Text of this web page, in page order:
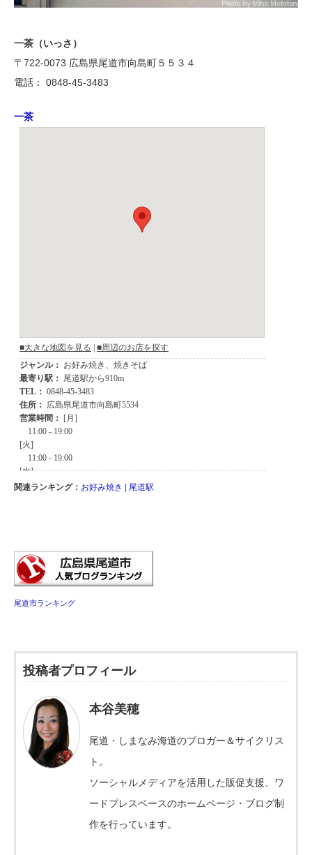
一茶（いっさ）
〒722-0073 広島県尾道市向島町５５３４
電話： 0848-45-3483
一茶
関連ランキング： お好み焼き 尾道駅
尾道市ランキング
投稿者プロフィール
本谷美穂
尾道・しまなみ海道のブロガー＆サイクリス
ト。
ソーシャルメディアを活用した販促支援、ワ
ードプレスベースのホームページ・ブログ制
作を行っています。